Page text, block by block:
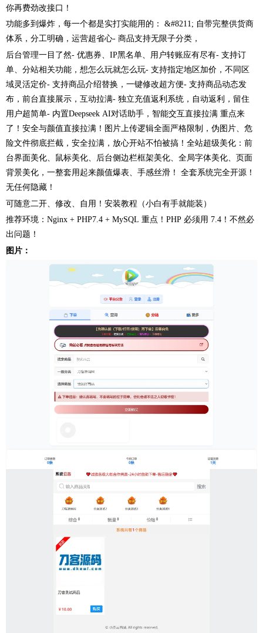
你再费劲改接口！
功能多到爆炸，每一个都是实打实能用的： &#8211; 自带完整供货商
体系，分工明确，运营超省心- 商品支持无限子分类，
后台管理一目了然- 优惠券、IP黑名单、用户转账应有尽有- 支持订
单、分站相关功能，想怎么玩就怎么玩- 支持指定地区加价，不同区
域灵活定价- 支持商品介绍替换，一键修改超方便- 支持商品动态发
布，前台直接展示，互动拉满- 独立充值返利系统，自动返利，留住
用户超简单- 内置Deepseek AI对话助手，智能交互直接拉满 重点来
了！安全与颜值直接拉满！图片上传逻辑全面严格限制，伪图片、危
险文件彻底拦截，安全拉满，放心开站不怕被搞！全站超级美化：前
台界面美化、鼠标美化、后台侧边栏框架美化、全局字体美化、页面
背景美化，一整套用起来颜值爆表、手感丝滑！ 全套系统完全开源！
无任何隐藏！
可随意二开、修改、自用！安装教程（小白有手就能装）
推荐环境：Nginx + PHP7.4 + MySQL 重点！PHP 必须用 7.4！不然必
出问题！
图片：